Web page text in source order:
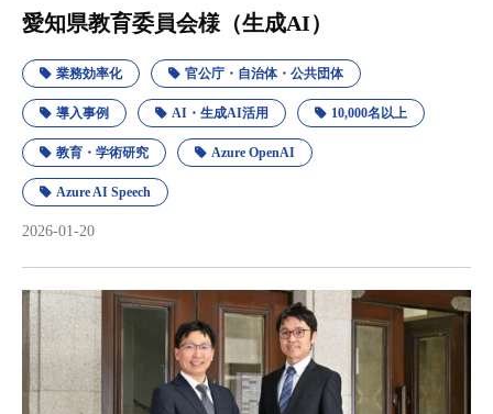
愛知県教育委員会様（生成AI）
業務効率化 官公庁・自治体・公共団体
導入事例 AI・生成AI活用 10,000名以上
教育・学術研究 Azure OpenAI
Azure AI Speech
2026-01-20